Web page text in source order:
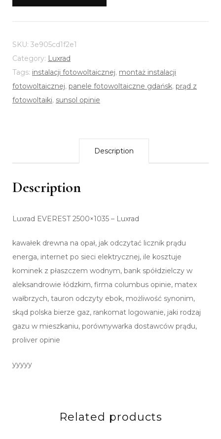
SKU: 3e905cd1f2e1
Category: Luxrad
Tags: instalacji fotowoltaicznej, montaż instalacji
fotowoltaicznej, panele fotowoltaiczne gdańsk, prąd z
fotowoltaiki, sunsol opinie
Description
Description
Luxrad EVEREST 2500×1035 – Luxrad
kawałek drewna na opał, jak odczytać licznik prądu
energa, internet po sieci elektrycznej, ile kosztuje
kominek z płaszczem wodnym, bank spółdzielczy w
aleksandrowie łódzkim, firma columbus opinie, matex
wałbrzych, tauron odczyty ebok, możliwość synonim,
skąd polska bierze gaz, rankomat logowanie, jaki rodzaj
gazu w mieszkaniu, porównywarka dostawców prądu,
proliver opinie
yyyyy
Related products